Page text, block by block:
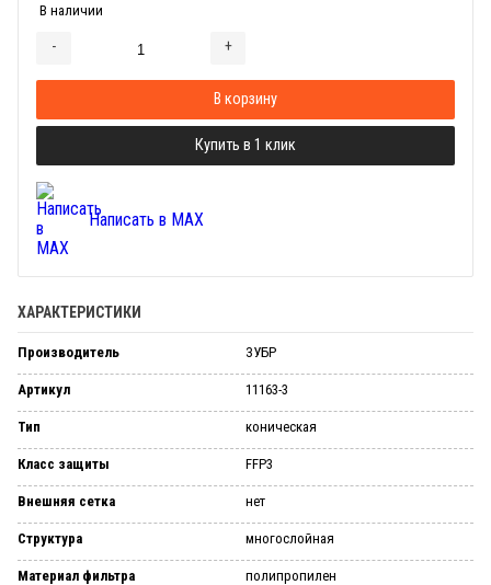
В наличии
- +
В корзину
Купить в 1 клик
Написать в MAX
ХАРАКТЕРИСТИКИ
Производитель ЗУБР
Артикул 11163-3
Тип коническая
Класс защиты FFP3
Внешняя сетка нет
Структура многослойная
Материал фильтра полипропилен